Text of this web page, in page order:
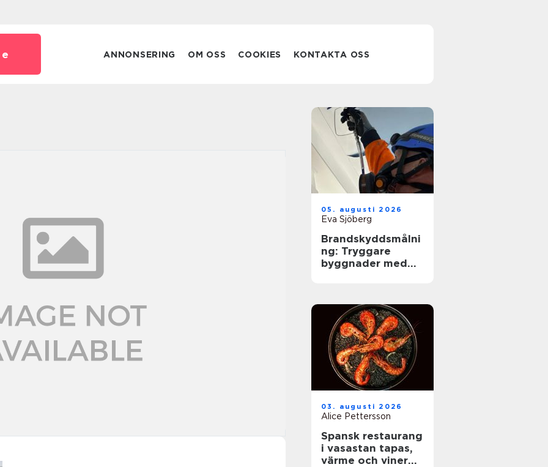
ANNONSERING OM OSS COOKIES KONTAKTA OSS
05. augusti 2026
Eva Sjöberg
Brandskyddsmålni
ng: Tryggare
byggnader med
03. augusti 2026
Alice Pettersson
Spansk restaurang
i vasastan tapas,
värme och viner